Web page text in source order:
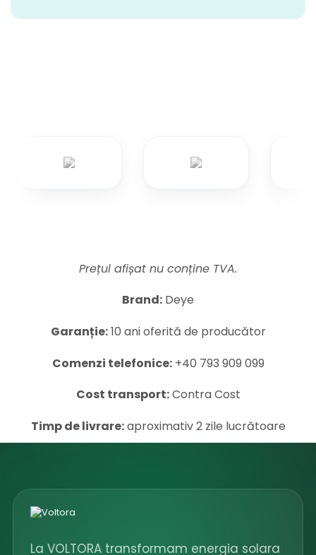
Prețul afișat nu conține TVA.
Brand: Deye
Garanție:10 ani oferită de producător
Comenzi telefonice:+40 793 909 099
Cost transport:Contra Cost
Timp de livrare:aproximativ 2 zile lucrătoare
La VOLTORA transformam energia solara